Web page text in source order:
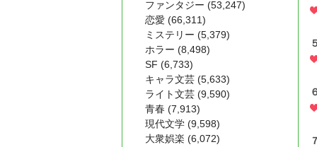
ファンタジー (53,247)
恋愛 (66,311)
ミステリー (5,379)
ホラー (8,498)
SF (6,733)
キャラ文芸 (5,633)
ライト文芸 (9,590)
青春 (7,913)
現代文学 (9,598)
大衆娯楽 (6,072)